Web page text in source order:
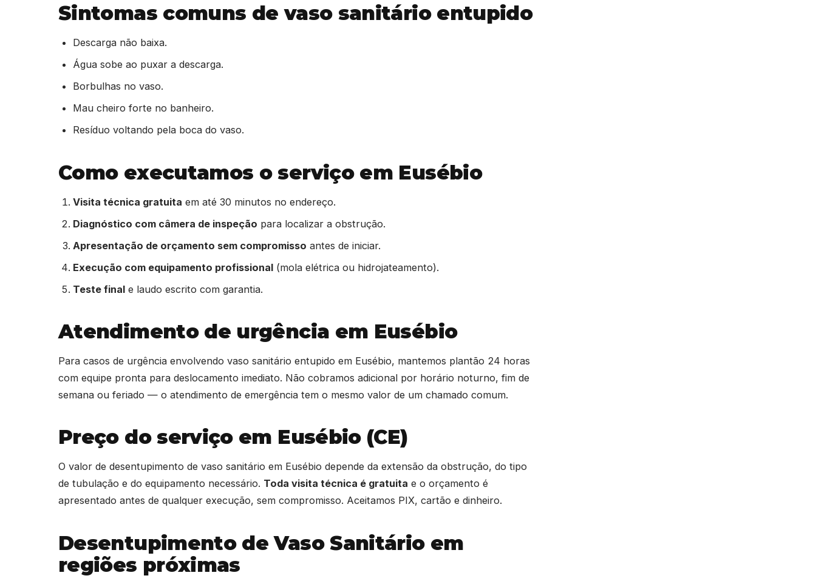
Sintomas comuns de vaso sanitário entupido
Descarga não baixa.
Água sobe ao puxar a descarga.
Borbulhas no vaso.
Mau cheiro forte no banheiro.
Resíduo voltando pela boca do vaso.
Como executamos o serviço em Eusébio
Visita técnica gratuita em até 30 minutos no endereço.
Diagnóstico com câmera de inspeção para localizar a obstrução.
Apresentação de orçamento sem compromisso antes de iniciar.
Execução com equipamento profissional (mola elétrica ou hidrojateamento).
Teste final e laudo escrito com garantia.
Atendimento de urgência em Eusébio
Para casos de urgência envolvendo vaso sanitário entupido em Eusébio, mantemos plantão 24 horas
com equipe pronta para deslocamento imediato. Não cobramos adicional por horário noturno, fim de
semana ou feriado — o atendimento de emergência tem o mesmo valor de um chamado comum.
Preço do serviço em Eusébio (CE)
O valor de desentupimento de vaso sanitário em Eusébio depende da extensão da obstrução, do tipo
de tubulação e do equipamento necessário. Toda visita técnica é gratuita e o orçamento é
apresentado antes de qualquer execução, sem compromisso. Aceitamos PIX, cartão e dinheiro.
Desentupimento de Vaso Sanitário em
regiões próximas